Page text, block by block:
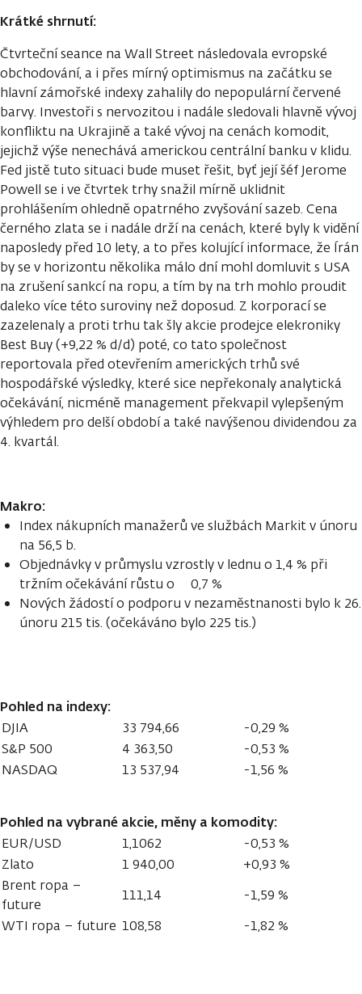
Krátké shrnutí:
Čtvrteční seance na Wall Street následovala evropské
obchodování, a i přes mírný optimismus na začátku se
hlavní zámořské indexy zahalily do nepopulární červené
barvy. Investoři s nervozitou i nadále sledovali hlavně vývoj
konfliktu na Ukrajině a také vývoj na cenách komodit,
jejichž výše nenechává americkou centrální banku v klidu.
Fed jistě tuto situaci bude muset řešit, byť její šéf Jerome
Powell se i ve čtvrtek trhy snažil mírně uklidnit
prohlášením ohledně opatrného zvyšování sazeb. Cena
černého zlata se i nadále drží na cenách, které byly k vidění
naposledy před 10 lety, a to přes kolující informace, že Írán
by se v horizontu několika málo dní mohl domluvit s USA
na zrušení sankcí na ropu, a tím by na trh mohlo proudit
daleko více této suroviny než doposud. Z korporací se
zazelenaly a proti trhu tak šly akcie prodejce elekroniky
Best Buy (+9,22 % d/d) poté, co tato společnost
reportovala před otevřením amerických trhů své
hospodářské výsledky, které sice nepřekonaly analytická
očekávání, nicméně management překvapil vylepšeným
výhledem pro delší období a také navýšenou dividendou za
4. kvartál.
Makro:
Index nákupních manažerů ve službách Markit v únoru
na 56,5 b.
Objednávky v průmyslu vzrostly v lednu o 1,4 % při
tržním očekávání růstu o 0,7 %
Nových žádostí o podporu v nezaměstnanosti bylo k 26.
únoru 215 tis. (očekáváno bylo 225 tis.)
Pohled na indexy:
DJIA 33 794,66
-0,29 %
S&P 500
4 363,50
-0,53 %
NASDAQ
13 537,94 -1,56 %
Pohled na vybrané akcie, měny a komodity:
EUR/USD 1,1062
-0,53 %
Zlato
1 940,00
+0,93 %
Brent ropa –
future
111,14
-1,59 %
WTI ropa – future 108,58 -1,82 %